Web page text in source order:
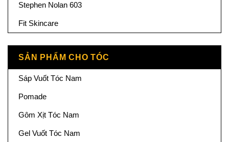
Stephen Nolan 603
Fit Skincare
SẢN PHẨM CHO TÓC
Sáp Vuốt Tóc Nam
Pomade
Gôm Xịt Tóc Nam
Gel Vuốt Tóc Nam